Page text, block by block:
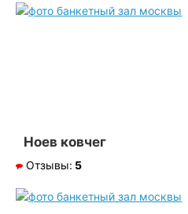
Ноев ковчег
Отзывы: 5